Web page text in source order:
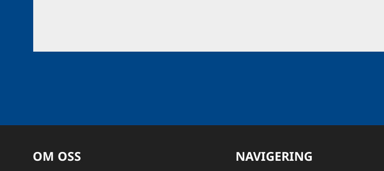
OM OSS NAVIGERING